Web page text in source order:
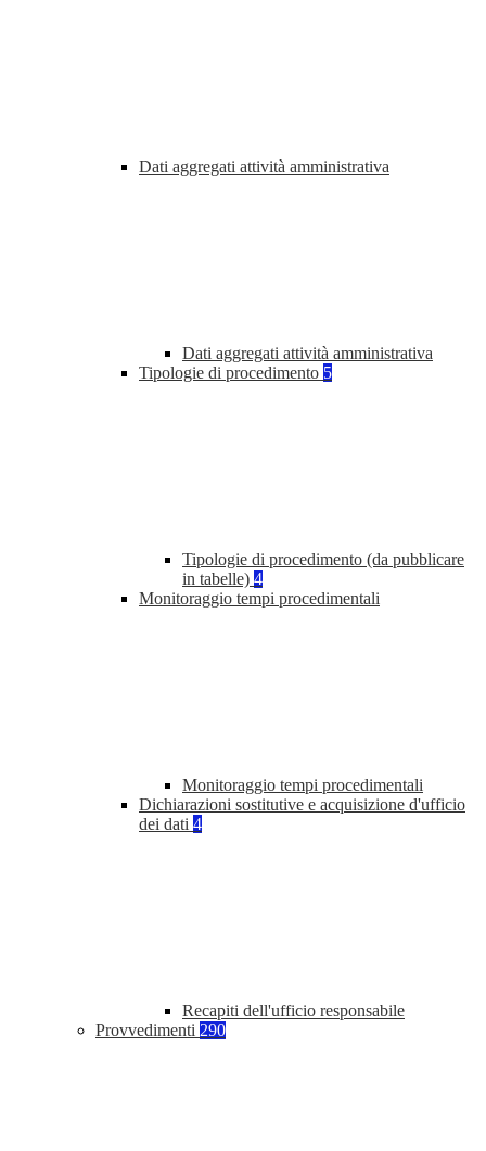
Dati aggregati attività amministrativa
Dati aggregati attività amministrativa
Tipologie di procedimento 5
Tipologie di procedimento (da pubblicare
in tabelle) 4
Monitoraggio tempi procedimentali
Monitoraggio tempi procedimentali
Dichiarazioni sostitutive e acquisizione d'ufficio
dei dati 4
Recapiti dell'ufficio responsabile
Provvedimenti 290